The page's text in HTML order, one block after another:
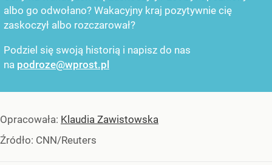
albo go odwołano? Wakacyjny kraj pozytywnie cię
zaskoczył albo rozczarował?
Podziel się swoją historią i napisz do nas
na podroze@wprost.pl
Opracowała: Klaudia Zawistowska
Źródło: CNN/Reuters